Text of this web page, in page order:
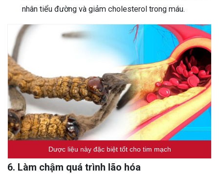
nhân tiểu đường và giảm cholesterol trong máu.
Dược liệu này đặc biệt tốt cho tim mạch
6. Làm chậm quá trình lão hóa